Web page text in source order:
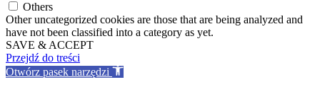
Others
Other uncategorized cookies are those that are being analyzed and
have not been classified into a category as yet.
SAVE & ACCEPT
Przejdź do treści
Otwórz pasek narzędzi